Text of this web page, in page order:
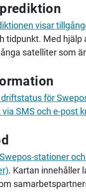
visar
tidpunkt. Med
satelliter som
för
via SMS och e-post
Swepos-stationer
. Kartan innehåller